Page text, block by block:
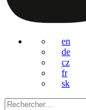
en
de
cz
fr
sk
Rechercher :